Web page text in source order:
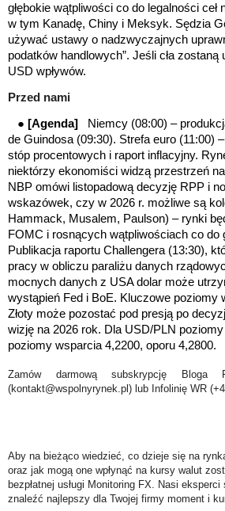
głębokie wątpliwości co do legalności
w tym Kanadę, Chiny i Meksyk. Sędzia
używać ustawy o nadzwyczajnych
podatków handlowych”. Jeśli cła
USD wpływów.
Przed nami
● [Agenda]
Niemcy (08:00) –
de Guindosa (09:30). Strefa euro (11:00)
stóp procentowych i raport inflacyjny.
niektórzy ekonomiści widzą przestrzeń
NBP omówi listopadową decyzję RPP i
wskazówek, czy w 2026 r. możliwe są
Hammack, Musalem, Paulson) – rynki
FOMC i rosnących wątpliwościach co
Publikacja raportu Challengera (13:30),
pracy w obliczu paraliżu danych
mocnych danych z USA dolar może
wystąpień Fed i BoE. Kluczowe
Złoty może pozostać pod presją po
wizję na 2026 rok. Dla USD/PLN
poziomy wsparcia 4,2200, oporu 4,2800.
Zamów darmową subskrypcję
(kontakt@wspolnyrynek.pl) lub Infolinię WR
Aby na bieżąco wiedzieć, co dzieje się na
oraz jak mogą one wpłynąć na kursy walut
bezpłatnej usługi Monitoring FX. Nasi
znaleźć najlepszy dla Twojej firmy moment i